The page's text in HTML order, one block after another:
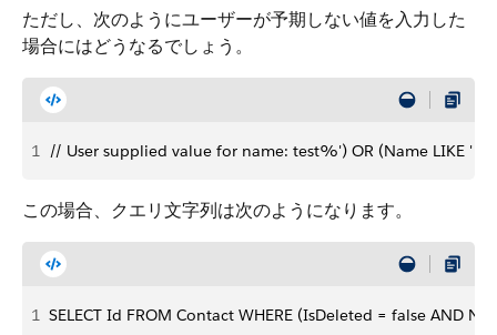
ただし、次のようにユーザーが予期しない値を入力した
場合にはどうなるでしょう。
1 // User supplied value for name: test%') OR (Name LIKE '
この場合、クエリ文字列は次のようになります。
1 SELECT Id FROM Contact WHERE (IsDeleted = false AND